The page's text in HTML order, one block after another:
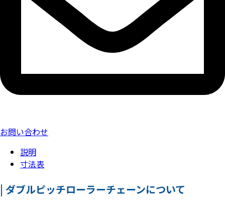
お問い合わせ
説明
寸法表
| ダブルピッチローラーチェーンについて